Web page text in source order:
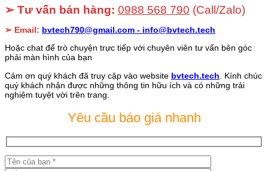
➢ Tư vấn bán hàng: 0988 568 790 (Call/Zalo)
➢ Email: bvtech790@gmail.com - info@bvtech.tech
Hoặc chat để trò chuyện trực tiếp với chuyên viên tư vấn bên góc
phải màn hình của bạn
Cảm ơn quý khách đã truy cập vào website bvtech.tech . Kính chúc
quý khách nhận được những thông tin hữu ích và có những trải
nghiệm tuyệt vời trên trang.
Yêu cầu báo giá nhanh